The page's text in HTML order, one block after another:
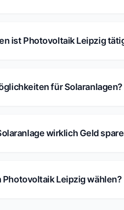
ist Photovoltaik Leipzig
für Solaranlagen?
wirklich Geld
Photovoltaik Leipzig wählen?